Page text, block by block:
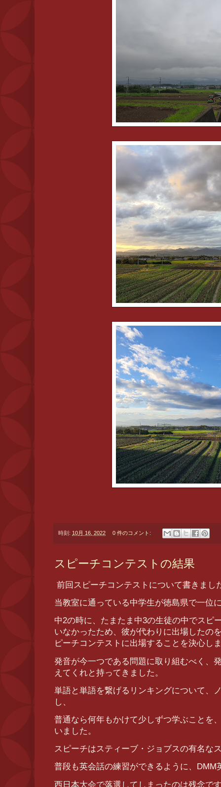
時刻: 10月 16, 2022 0 件のコメント:
スピーチコンテストの結果
前回スピーチコンテストについて書きまし
当教室に通っている中学生が徳島県で一位
中2の時に、たまたま中3の生徒の中でスピ
いなかったため、彼が代わりに出場したの
ピーチコンテストに出場することを決心し
発音が今一つである問題に取り組むべく、
えてくれと持ってきました。
単語と単語を繋げるリンキングについて、
し、
普通なら何年もかけて少しずつ学ぶことを
いました。
スピーチはスティーブ・ジョブスの有名な
普段も英会話の練習ができるように、DMM
西日本大会で落選してしまったのは残念で